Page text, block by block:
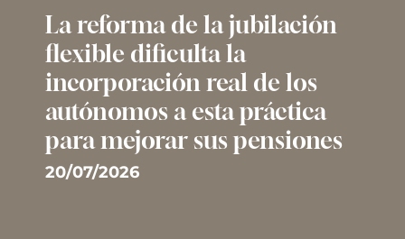
La reforma de la jubilación
flexible dificulta la
incorporación real de los
autónomos a esta práctica
para mejorar sus pensiones
20/07/2026